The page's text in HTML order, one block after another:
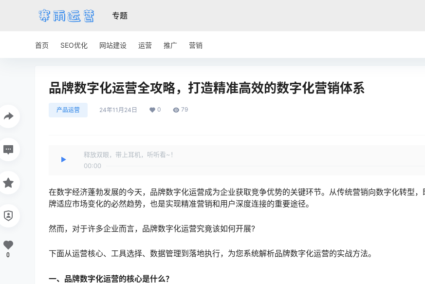
专题
首页 SEO优化 网站建设 运营 推广 营销
品牌数字化运营全攻略，打造精准高效的数字化营销体系
产品运营 24年11月24日 0 79
释放双眼，带上耳机，听听看~！
00:00
在数字经济蓬勃发展的今天，品牌数字化运营成为企业获取竞争优势的关键环节。从传统营销向数字化转型，
牌适应市场变化的必然趋势，也是实现精准营销和用户深度连接的重要途径。
然而，对于许多企业而言，品牌数字化运营究竟该如何开展?
下面从运营核心、工具选择、数据管理到落地执行，为您系统解析品牌数字化运营的实战方法。
一、品牌数字化运营的核心是什么？
0